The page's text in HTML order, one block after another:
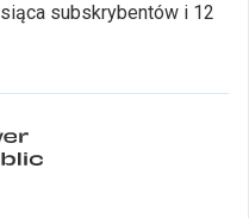
subskrybentów i 12